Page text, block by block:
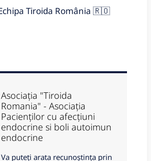
Tiroida România 🇷🇴
Asociația "Tiroida
Romania" - Asociația
Pacienților cu afecțiuni
endocrine si boli autoimun
endocrine
Va puteți arata recunoștința prin